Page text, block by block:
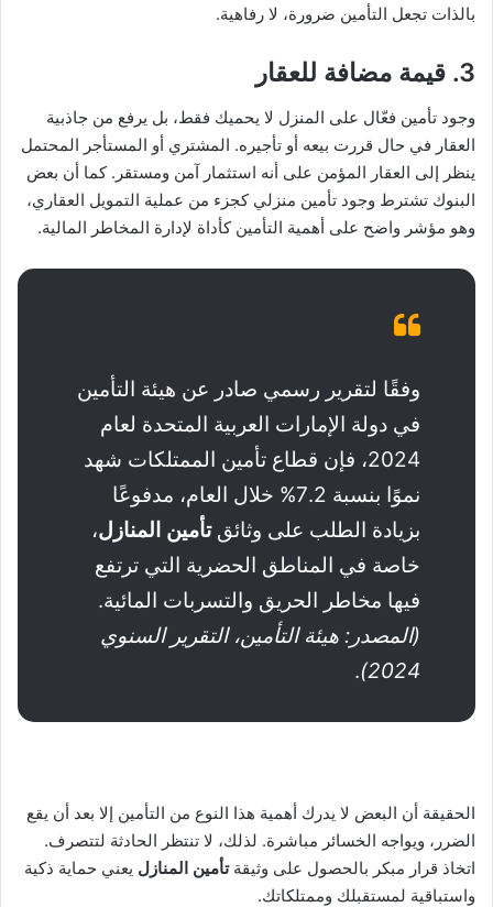
بالذات تجعل التأمين ضرورة، لا رفاهية.
3. قيمة مضافة للعقار
وجود تأمين فعّال على المنزل لا يحميك فقط، بل يرفع من جاذبية
العقار في حال قررت بيعه أو تأجيره. المشتري أو المستأجر المحتمل
ينظر إلى العقار المؤمن على أنه استثمار آمن ومستقر. كما أن بعض
البنوك تشترط وجود تأمين منزلي كجزء من عملية التمويل العقاري،
وهو مؤشر واضح على أهمية التأمين كأداة لإدارة المخاطر المالية.
وفقًا لتقرير رسمي صادر عن هيئة التأمين
في دولة الإمارات العربية المتحدة لعام
2024، فإن قطاع تأمين الممتلكات شهد
نموًا بنسبة 7.2% خلال العام، مدفوعًا
بزيادة الطلب على وثائقتأمين المنازل،
خاصة في المناطق الحضرية التي ترتفع
فيها مخاطر الحريق والتسربات المائية.
(المصدر: هيئة التأمين، التقرير السنوي
2024)
.
الحقيقة أن البعض لا يدرك أهمية هذا النوع من التأمين إلا بعد أن يقع
الضرر، ويواجه الخسائر مباشرة. لذلك، لا تنتظر الحادثة لتتصرف.
اتخاذ قرار مبكر بالحصول على وثيقةتأمين المنازل يعني حماية ذكية
واستباقية لمستقبلك وممتلكاتك.